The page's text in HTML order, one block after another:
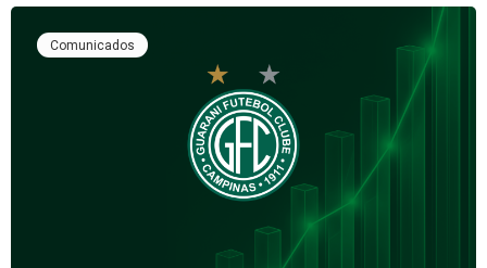
Comunicados